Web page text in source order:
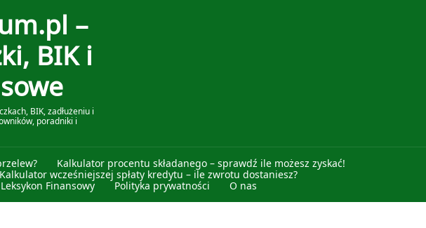
–
BIK i
BIK, zadłużeniu i
poradniki i
Kalkulator procentu składanego – sprawdź ile możesz zyskać!
Kalkulator wcześniejszej spłaty kredytu – ile zwrotu dostaniesz?
Leksykon Finansowy Polityka prywatności O nas